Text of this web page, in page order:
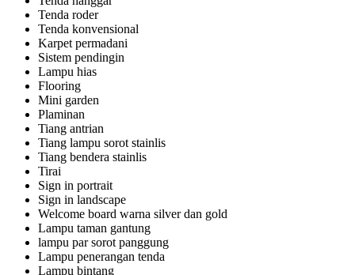
Tenda roder
Tenda konvensional
Karpet permadani
Sistem pendingin
Lampu hias
Flooring
Mini garden
Plaminan
Tiang antrian
Tiang lampu sorot stainlis
Tiang bendera stainlis
Tirai
Sign in portrait
Sign in landscape
Welcome board warna silver dan gold
Lampu taman gantung
lampu par sorot panggung
Lampu penerangan tenda
Lampu bintang